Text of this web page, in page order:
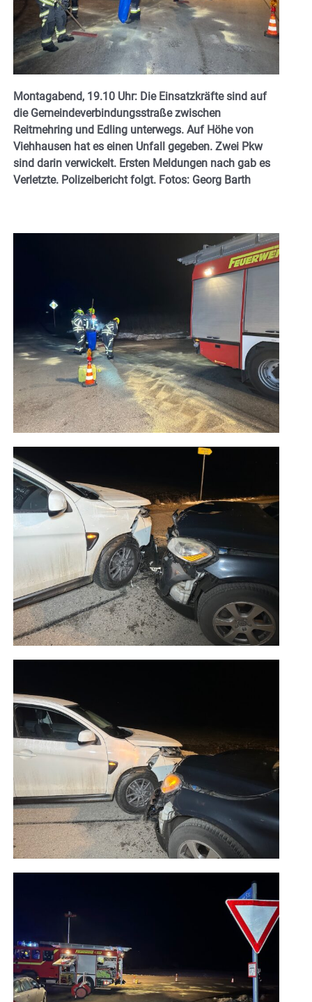
Montagabend, 19.10 Uhr: Die Einsatzkräfte sind auf
die Gemeindeverbindungsstraße zwischen
Reitmehring und Edling unterwegs. Auf Höhe von
Viehhausen hat es einen Unfall gegeben. Zwei Pkw
sind darin verwickelt. Ersten Meldungen nach gab es
Verletzte. Polizeibericht folgt. Fotos: Georg Barth